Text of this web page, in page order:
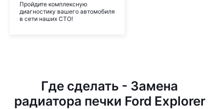
Пройдите комплексную
диагностику вашего автомобиля
в сети наших СТО!
Где сделать - Замена
радиатора печки Ford Explorer